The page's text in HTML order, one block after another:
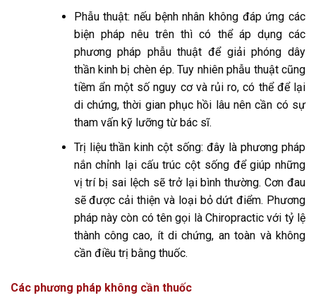
Phẫu thuật: nếu bệnh nhân không đáp ứng các
biện pháp nêu trên thì có thể áp dụng các
phương pháp phẫu thuật để giải phóng dây
thần kinh bị chèn ép. Tuy nhiên phẫu thuật cũng
tiềm ẩn một số nguy cơ và rủi ro, có thể để lại
di chứng, thời gian phục hồi lâu nên cần có sự
tham vấn kỹ lưỡng từ bác sĩ.
Trị liệu thần kinh cột sống: đây là phương pháp
nắn chỉnh lại cấu trúc cột sống để giúp những
vị trí bị sai lệch sẽ trở lại bình thường. Cơn đau
sẽ được cải thiện và loại bỏ dứt điểm. Phương
pháp này còn có tên gọi là Chiropractic với tỷ lệ
thành công cao, ít di chứng, an toàn và không
cần điều trị bằng thuốc.
Các phương pháp không cần thuốc